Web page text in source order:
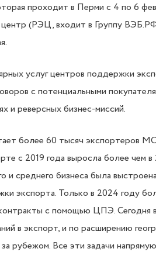
проходит в Перми с 4 по 6
центр (РЭЦ, входит в Группу
услуг центров поддержки
с потенциальными
и реверсных бизнес-миссий.
более 60 тысяч экспортеров
с 2019 года выросла более чем
и среднего бизнеса была
экспорта. Только в 2024 году
с помощью ЦПЭ. Сегодня
в экспорт, и по расширению
рубежом. Все эти задачи